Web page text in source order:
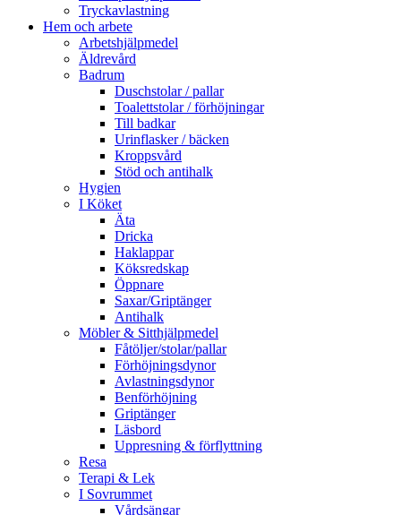
Tryckavlastning
Hem och arbete
Arbetshjälpmedel
Äldrevård
Badrum
Duschstolar / pallar
Toalettstolar / förhöjningar
Till badkar
Urinflasker / bäcken
Kroppsvård
Stöd och antihalk
Hygien
I Köket
Äta
Dricka
Haklappar
Köksredskap
Öppnare
Saxar/Griptänger
Antihalk
Möbler & Sitthjälpmedel
Fåtöljer/stolar/pallar
Förhöjningsdynor
Avlastningsdynor
Benförhöjning
Griptänger
Läsbord
Uppresning & förflyttning
Resa
Terapi & Lek
I Sovrummet
Vårdsängar